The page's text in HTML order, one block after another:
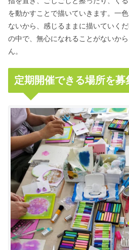
を動かすことで描いていきます。一
ないから、感じるままに描いていく
の中で、無心になれることがないか
ん。
定期開催できる場所を募